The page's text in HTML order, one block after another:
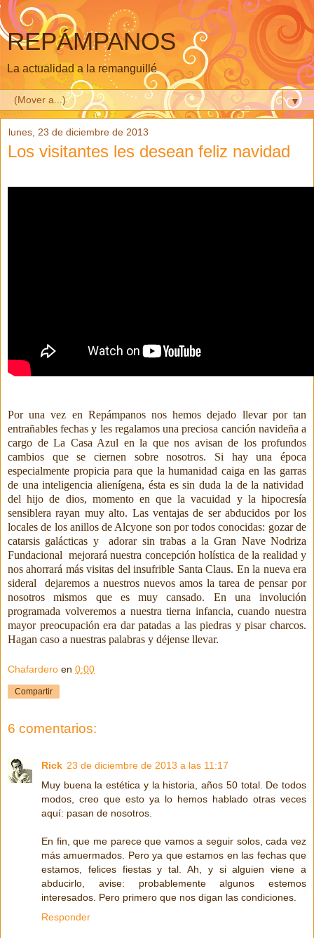
REPÁMPANOS
La actualidad a la remanguillé
▼
lunes, 23 de diciembre de 2013
Los visitantes les desean feliz navidad
Por una vez en Repámpanos nos hemos dejado llevar por tan
entrañables fechas y les regalamos una preciosa canción navideña a
cargo de La Casa Azul en la que nos avisan de los profundos
cambios que se ciernen sobre nosotros. Si hay una época
especialmente propicia para que la humanidad caiga en las garras
de una inteligencia alienígena, ésta es sin duda la de la natividad
del hijo de dios, momento en que la vacuidad y la hipocresía
sensiblera rayan muy alto. Las ventajas de ser abducidos por los
locales de los anillos de Alcyone son por todos conocidas: gozar de
catarsis galácticas y
adorar sin trabas a la Gran Nave Nodriza
Fundacional mejorará nuestra concepción holística de la realidad y
nos ahorrará más visitas del insufrible Santa Claus. En la nueva era
sideral
dejaremos a nuestros nuevos amos la tarea de pensar por
nosotros mismos que es muy cansado. En una involución
programada volveremos a nuestra tierna infancia, cuando nuestra
mayor preocupación era dar patadas a las piedras y pisar charcos.
Hagan caso a nuestras palabras y déjense llevar.
Chafardero en 0:00
Compartir
6 comentarios:
Rick 23 de diciembre de 2013 a las 11:17
Muy buena la estética y la historia, años 50 total. De todos
modos, creo que esto ya lo hemos hablado otras veces
aquí: pasan de nosotros.
En fin, que me parece que vamos a seguir solos, cada vez
más amuermados. Pero ya que estamos en las fechas que
estamos, felices fiestas y tal. Ah, y si alguien viene a
abducirlo, avise: probablemente algunos estemos
interesados. Pero primero que nos digan las condiciones.
Responder